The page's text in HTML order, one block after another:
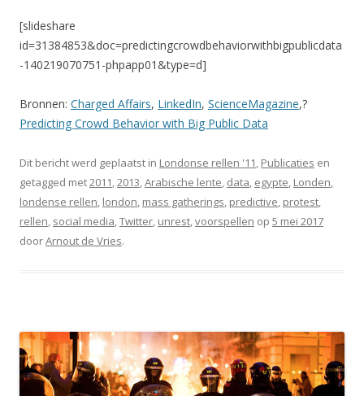
[slideshare
id=31384853&doc=predictingcrowdbehaviorwithbigpublicdata
-140219070751-phpapp01&type=d]
Bronnen: Charged Affairs, LinkedIn, ScienceMagazine,?
Predicting Crowd Behavior with Big Public Data
Dit bericht werd geplaatst in Londonse rellen '11, Publicaties en
getagged met2011,2013,Arabische lente, data, egypte, Londen,
londense rellen, london, mass gatherings, predictive, protest,
rellen, social media,Twitter, unrest,voorspellen op 5 mei 2017
doorArnout de Vries.